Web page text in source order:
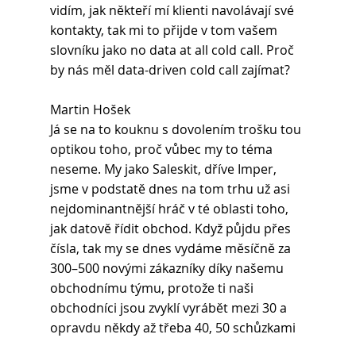
vidím, jak někteří mí klienti navolávají své
kontakty, tak mi to přijde v tom vašem
slovníku jako no data at all cold call. Proč
by nás měl data-driven cold call zajímat?
Martin Hošek
Já se na to kouknu s dovolením trošku tou
optikou toho, proč vůbec my to téma
neseme. My jako Saleskit, dříve Imper,
jsme v podstatě dnes na tom trhu už asi
nejdominantnější hráč v té oblasti toho,
jak datově řídit obchod. Když půjdu přes
čísla, tak my se dnes vydáme měsíčně za
300–500 novými zákazníky díky našemu
obchodnímu týmu, protože ti naši
obchodníci jsou zvyklí vyrábět mezi 30 a
opravdu někdy až třeba 40, 50 schůzkami